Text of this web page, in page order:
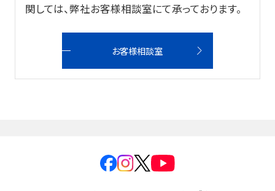
かく、がスキ English
関しては、弊社お客様相談室にて承っております。
お客様相談室